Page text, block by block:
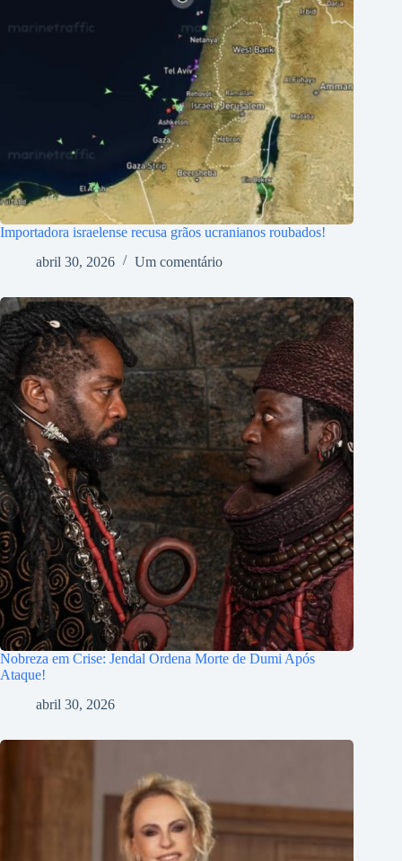
Importadora israelense recusa grãos ucranianos roubados!
abril 30, 2026
Um comentário
Nobreza em Crise: Jendal Ordena Morte de Dumi Após
Ataque!
abril 30, 2026